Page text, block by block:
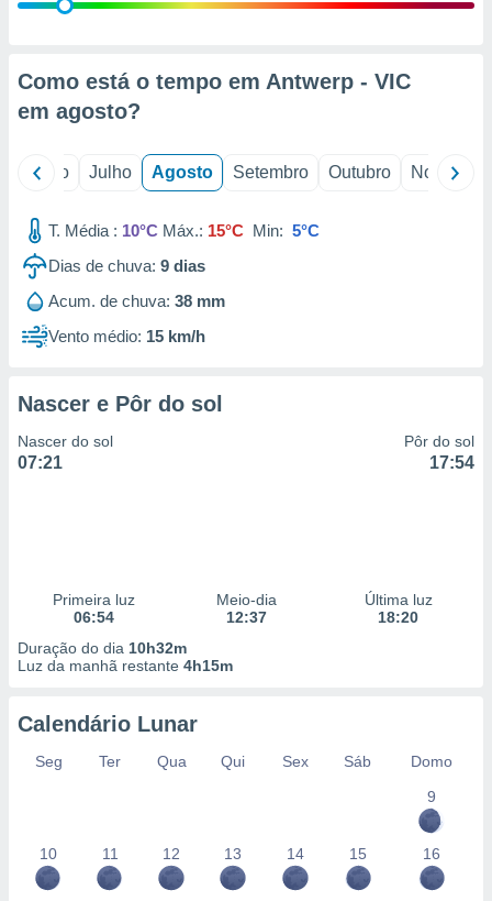
estudos
1199
Como está o tempo em Antwerp - VIC
em agosto?
Junho Julho Agosto Setembro Outubro Novembro
T. Média : 10°C Máx.: 15°C Min: 5°C
Dias de chuva: 9 dias
Acum. de chuva: 38 mm
Vento médio: 15 km/h
Nascer e Pôr do sol
Nascer do sol
07:21
Pôr do sol
17:54
Primeira luz
06:54
Meio-dia
12:37
Última luz
18:20
Duração do dia 10h32m
Luz da manhã restante 4h15m
Calendário Lunar
Seg Ter Qua Qui Sex Sáb
Domo
9
10 11 12 13 14 15 16